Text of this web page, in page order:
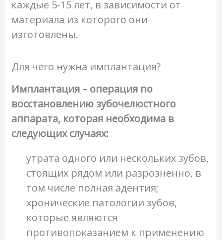
каждые 5-15 лет, в зависимости от
материала из которого они
изготовлены.
Для чего нужна имплантация?
Имплантация – операция по
восстановлению зубочелюстного
аппарата, которая необходима в
следующих случаях:
утрата одного или нескольких зубов,
стоящих рядом или разрозненно, в
том числе полная адентия;
хронические патологии зубов,
которые являются
противопоказанием к применению